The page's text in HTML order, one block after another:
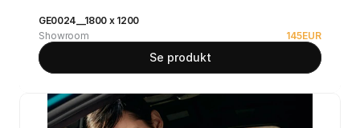
GE0024__1800 x 1200
Showroom
145EUR
Se produkt